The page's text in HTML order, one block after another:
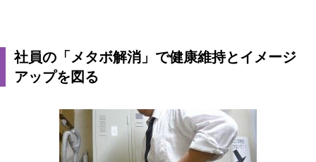
社員の「メタボ解消」で健康維持とイメージ
アップを図る